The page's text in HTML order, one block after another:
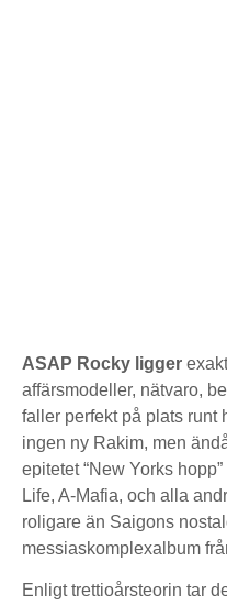
ASAP Rocky ligger
affärsmodeller, nätvaro,
faller perfekt på plats runt
ingen ny Rakim, men
epitetet “New Yorks
Life, A-Mafia, och alla
roligare än Saigons
messiaskomplexalbum
Enligt trettioårsteorin tar